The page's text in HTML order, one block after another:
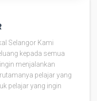
Selangor Kami
kepada semua
menjalankan
pelajar yang
pelajar yang ingin